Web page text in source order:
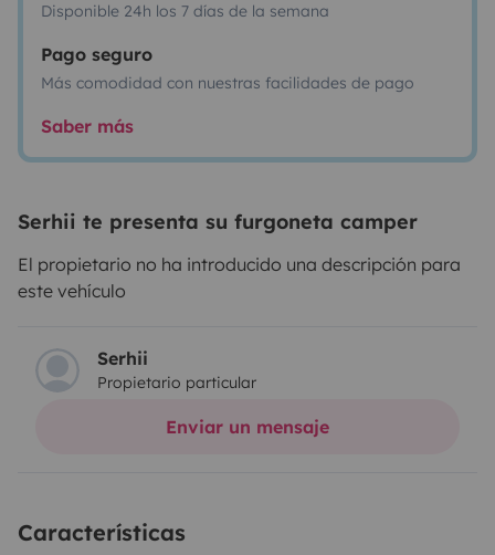
Disponible 24h los 7 días de la semana
Pago seguro
Más comodidad con nuestras facilidades de pago
Saber más
Serhii te presenta su furgoneta camper
El propietario no ha introducido una descripción para
este vehículo
Serhii
Propietario particular
Enviar un mensaje
Características